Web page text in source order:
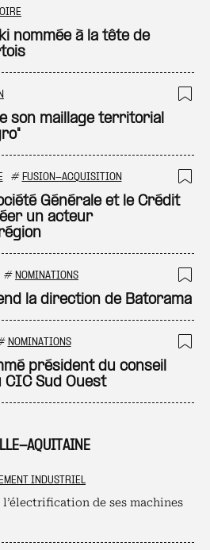
AQUITAINE
INDUSTRIEL
de ses machines
nommée à la tête de
son maillage territorial
# FUSION-ACQUISITION
Générale et le Crédit
un acteur
# NOMINATIONS
la direction de Batorama
NOMINATIONS
président du conseil
CIC Sud Ouest